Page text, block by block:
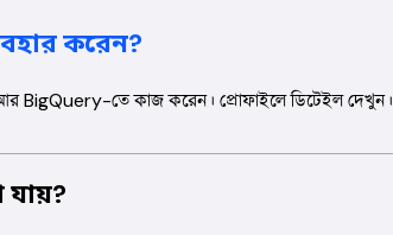
করেন?
তে কাজ করেন। প্রোফাইলে ডিটেইল দেখুন।
যায়?